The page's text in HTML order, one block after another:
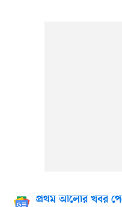
প্রথম আলোর খবর